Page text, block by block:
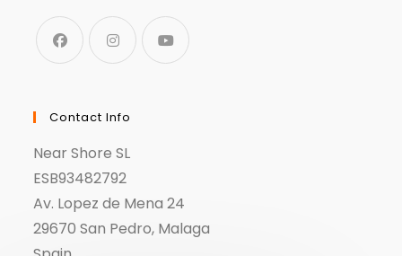
Contact Info
Near Shore SL
ESB93482792
Av. Lopez de Mena 24
29670 San Pedro, Malaga